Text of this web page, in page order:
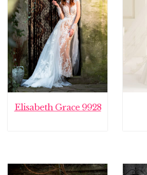
Elisabeth Grace 9928